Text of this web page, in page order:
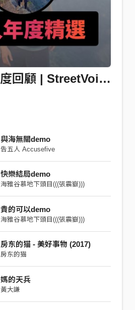
2020 專屬年度回顧 | StreetVoice 街聲
與海無關demo
告五人 Accusefive
快樂結局demo
海雅谷慕地下頭目(((張震嶽)))
貴的可以demo
海雅谷慕地下頭目(((張震嶽)))
房东的猫 - 美好事物 (2017)
房东的猫
媽的天兵
黃大謙